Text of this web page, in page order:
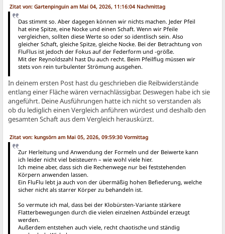
Zitat von: Gartenpinguin am Mai 04, 2026, 11:16:04 Nachmittag
Das stimmt so. Aber dagegen können wir nichts machen. Jeder Pfeil
hat eine Spitze, eine Nocke und einen Schaft. Wenn wir Pfeile
vergleichen, sollten diese Werte so oder so identlisch sein. Also
gleicher Schaft, gleiche Spitze, gleiche Nocke. Bei der Betrachtung von
FluFlus ist jedoch der Fokus auf der Federform und -größe.
Mit der Reynoldszahl hast Du auch recht. Beim Pfeilflug müssen wir
stets von rein turbulenter Strömung ausgehen.
In deinem ersten Post hast du geschrieben die Reibwiderstände
entlang einer Fläche wären vernachlässigbar. Deswegen habe ich sie
angeführt. Deine Ausführungen hatte ich nicht so verstanden als
ob du lediglich einen Vergleich anführen würdest und deshalb den
gesamten Schaft aus dem Vergleich herauskürzt.
Zitat von: kungsörn am Mai 05, 2026, 09:59:30 Vormittag
Zur Herleitung und Anwendung der Formeln und der Beiwerte kann
ich leider nicht viel beisteuern – wie wohl viele hier.
Ich meine aber, dass sich die Rechenwege nur bei feststehenden
Körpern anwenden lassen.
Ein FluFlu lebt ja auch von der übermäßig hohen Befiederung, welche
sicher nicht als starrer Körper zu behandeln ist.
So vermute ich mal, dass bei der Klobürsten-Variante stärkere
Flatterbewegungen durch die vielen einzelnen Astbündel erzeugt
werden.
Außerdem entstehen auch viele, recht chaotische und ständig